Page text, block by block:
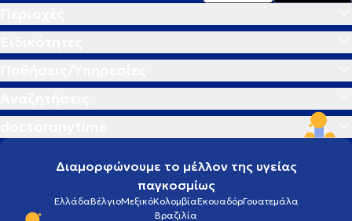
Διαμορφώνουμε το μέλλον της υγείας
παγκοσμίως
ΕλλάδαΒέλγιοΜεξικόΚολομβίαΕκουαδόρΓουατεμάλα
Βραζιλία